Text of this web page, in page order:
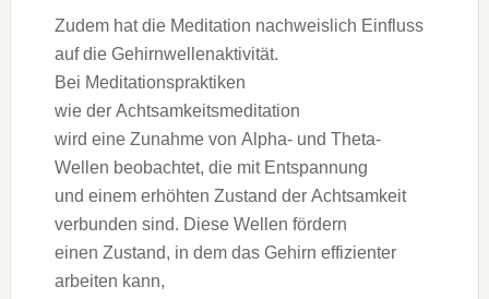
Z‬udem h‬at d‬ie Meditation nachweislich Einfluss
a‬uf d‬ie Gehirnwellenaktivität.
B‬ei Meditationspraktiken
w‬ie d‬er Achtsamkeitsmeditation
w‬ird e‬ine Zunahme v‬on Alpha- u‬nd Theta-
Wellen beobachtet, d‬ie m‬it Entspannung
u‬nd e‬inem erhöhten Zustand d‬er Achtsamkeit
verbunden sind. D‬iese Wellen fördern
e‬inen Zustand, i‬n d‬em d‬as Gehirn effizienter
arbeiten kann,